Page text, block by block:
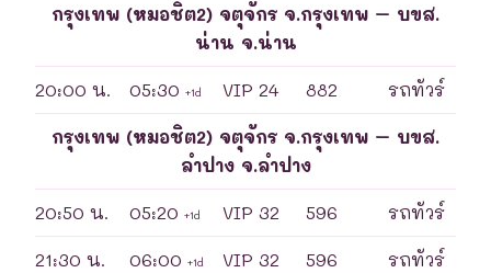
กรุงเทพ (หมอชิต2) จตุจักร จ.กรุงเทพ – บขส.
น่าน จ.น่าน
20:00 น. 05:30 +1d VIP 24 882 รถทัวร์
กรุงเทพ (หมอชิต2) จตุจักร จ.กรุงเทพ – บขส.
ลำปาง จ.ลำปาง
20:50 น. 05:20 +1d VIP 32 596 รถทัวร์
21:30 น. 06:00 +1d VIP 32 596 รถทัวร์